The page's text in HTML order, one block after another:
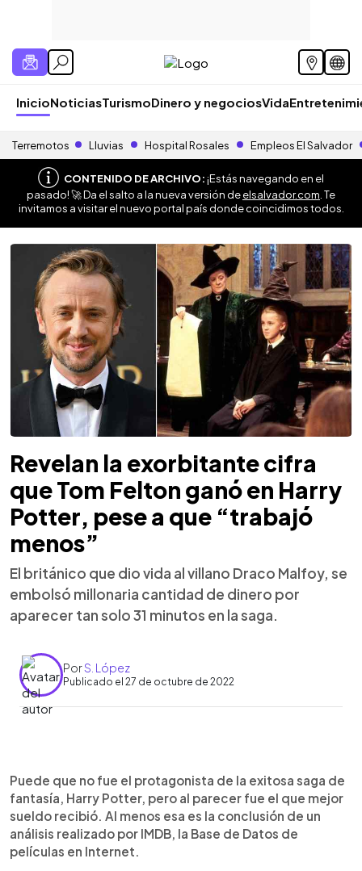
InicioNoticiasTurismoDinero y negociosVida
Terremotos Lluvias Hospital Rosales Empleos El Salvador
CONTENIDO DE ARCHIVO:¡Estás navegando en el
pasado! 🚀 Da el salto a la nueva versión deelsalvador.com . Te
invitamos a visitar el nuevo portal país donde coincidimos todos.
Revelan la exorbitante cifra
que Tom Felton ganó en Harry
Potter, pese a que “trabajó
menos”
El británico que dio vida al villano Draco Malfoy, se
embolsó millonaria cantidad de dinero por
aparecer tan solo 31 minutos en la saga.
PorS. López
Publicado el 27 de octubre de 2022
Escuchar artículo
Puede que no fue el protagonista de la exitosa saga de
fantasía, Harry Potter, pero al parecer fue el que mejor
sueldo recibió. Al menos esa es la conclusión de un
análisis realizado por IMDB, la Base de Datos de
películas en Internet.